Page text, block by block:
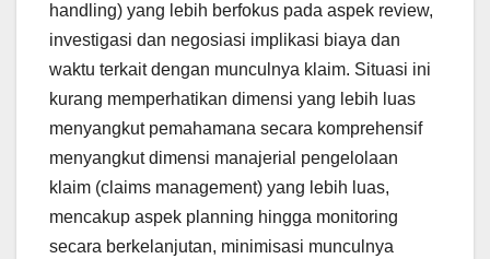
handling) yang lebih berfokus pada aspek review,
investigasi dan negosiasi implikasi biaya dan
waktu terkait dengan munculnya klaim. Situasi ini
kurang memperhatikan dimensi yang lebih luas
menyangkut pemahamana secara komprehensif
menyangkut dimensi manajerial pengelolaan
klaim (claims management) yang lebih luas,
mencakup aspek planning hingga monitoring
secara berkelanjutan, minimisasi munculnya